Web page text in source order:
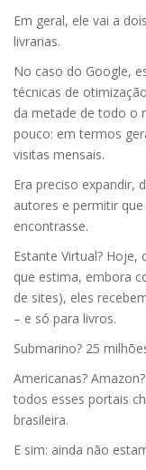
Em geral, ele vai a
livrarias.
No caso do Google,
técnicas de
da metade de todo o
pouco: em termos
visitas mensais.
Era preciso expandir,
autores e permitir
encontrasse.
Estante Virtual?
que estima, embora
de sites), eles
– e só para livros.
Submarino? 25
Americanas?
todos esses portais
brasileira.
E sim: ainda não